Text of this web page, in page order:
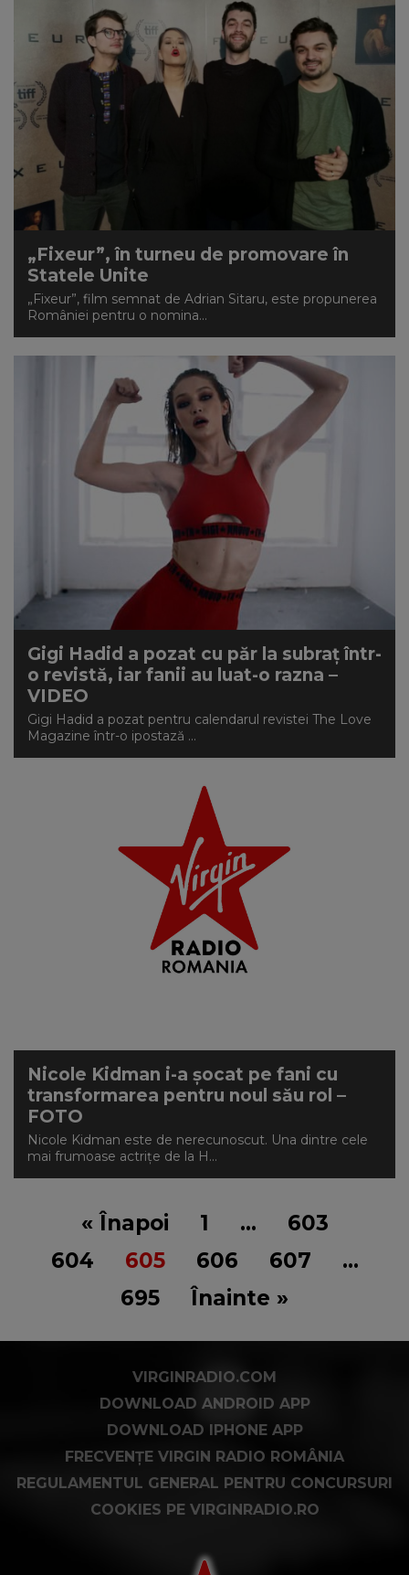
„Fixeur”, în turneu de promovare în
Statele Unite
„Fixeur”, film semnat de Adrian Sitaru, este propunerea
României pentru o nomina...
Gigi Hadid a pozat cu păr la subraț într-
o revistă, iar fanii au luat-o razna –
VIDEO
Gigi Hadid a pozat pentru calendarul revistei The Love
Magazine într-o ipostază ...
Nicole Kidman i-a șocat pe fani cu
transformarea pentru noul său rol –
FOTO
Nicole Kidman este de nerecunoscut. Una dintre cele
mai frumoase actrițe de la H...
« Înapoi 1 …
603
604
605 606 607
…
695
Înainte »
VIRGINRADIO.COM
DOWNLOAD ANDROID APP
DOWNLOAD IPHONE APP
FRECVENȚE VIRGIN RADIO ROMÂNIA
REGULAMENTUL GENERAL PENTRU CONCURSURI
COOKIES PE VIRGINRADIO.RO